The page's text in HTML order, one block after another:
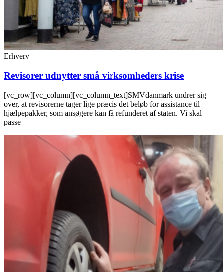
Erhverv
Revisorer udnytter små virksomheders krise
[vc_row][vc_column][vc_column_text]SMVdanmark undrer sig
over, at revisorerne tager lige præcis det beløb for assistance til
hjælpepakker, som ansøgere kan få refunderet af staten. Vi skal
passe